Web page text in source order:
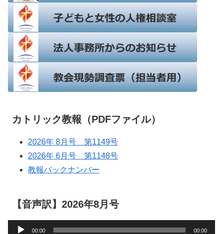
カトリック教報（PDFファイル）
2026年 8月号 第1149号
2026年 6月号 第1148号
教報バックナンバー
【音声訳】2026年8月号
00:00 00:00